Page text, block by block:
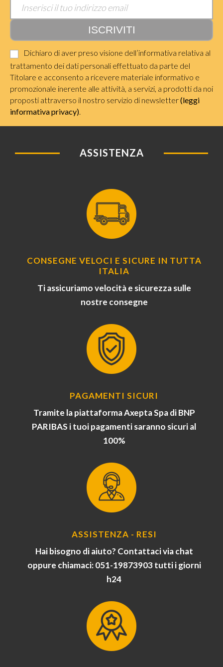
Dichiaro di aver preso visione dell’informativa relativa al
trattamento dei dati personali effettuato da parte del
Titolare e acconsento a ricevere materiale informativo e
promozionale inerente alle attività, a servizi, a prodotti da noi
proposti attraverso il nostro servizio di newsletter(leggi
informativa privacy).
ASSISTENZA
CONSEGNE VELOCI E SICURE IN TUTTA
ITALIA
Ti assicuriamo velocità e sicurezza sulle
nostre consegne
PAGAMENTI SICURI
Tramite la piattaforma Axepta Spa di BNP
PARIBAS i tuoi pagamenti saranno sicuri al
100%
ASSISTENZA - RESI
Hai bisogno di aiuto? Contattaci via chat
oppure chiamaci: 051-19873903 tutti i giorni
h24